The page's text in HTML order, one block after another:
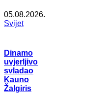
05.08.2026.
Svijet
Dinamo
uvjerljivo
svladao
Kauno
Žalgiris